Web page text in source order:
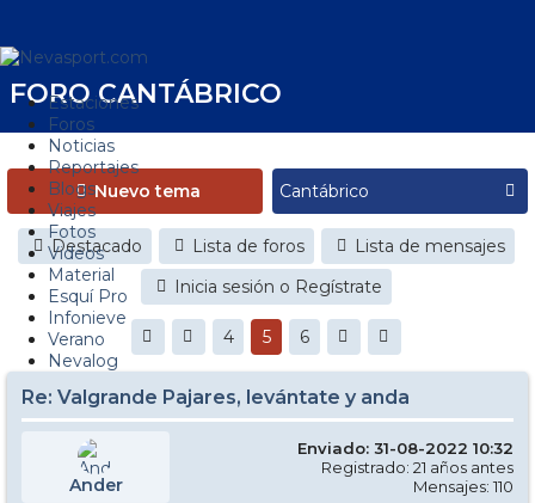
Estaciones
Foros
Noticias
Reportajes
Blogs
Viajes
Fotos
Videos
Material
Esquí Pro
Infonieve
Verano
Nevalog
FORO CANTÁBRICO
Nuevo tema
Destacado Lista de foros
Lista de mensajes
Inicia sesión o Regístrate
4 5 6
Re: Valgrande Pajares, levántate y anda
Ander
Enviado: 31-08-2022 10:32
Registrado: 21 años antes
Mensajes: 110